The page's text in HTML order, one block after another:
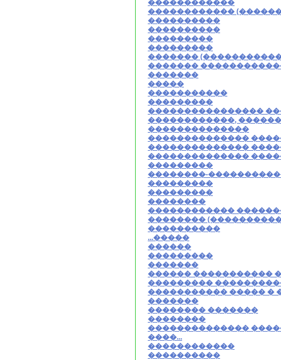
������������
������������
����������
����������
���������
���������
�������
�������
�������
�����
�����������
���������
����������������
������������,
��������������
��������������
��������������
��������������
���������
��������-
���������
���������
��������
������������
��������
����������
...�����
������
���������
�������
������ �����������
���������
����������� ����� �
�������
�������� �������
��������
��������������
����...
������������
����������